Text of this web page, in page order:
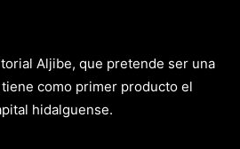
Aljibe, que pretende ser una
como primer producto el
hidalguense.